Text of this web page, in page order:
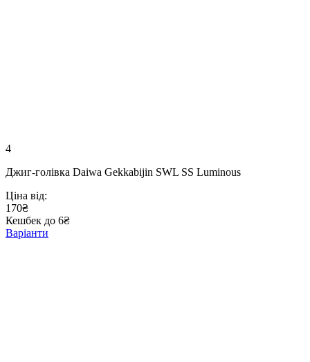
4
Джиг-голівка Daiwa Gekkabijin SWL SS Luminous
Ціна від:
170₴
Кешбек до 6₴
Варіанти